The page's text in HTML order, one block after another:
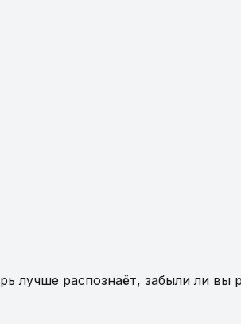
лучше распознаёт, забыли ли